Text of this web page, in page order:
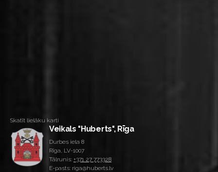
Skatīt lielāku karti
Veikals "Huberts", Rīga
Durbes iela 8
Rīga, LV-1007
Tālrunis: +371 27 773328
E-pasts: riga@huberts.lv